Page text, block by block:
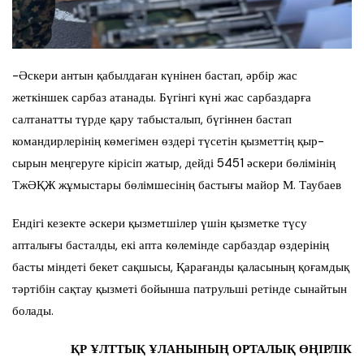
-Әскери антын қабылдаған күнінен бастап, әрбір жас
жеткіншек сарбаз атанады. Бүгінгі күні жас сарбаздарға
салтанатты түрде қару табысталып, бүгіннен бастап
командирлерінің көмегімен өздері түсетін қызметтің қыр-
сырын меңгеруге кірісіп жатыр, дейді 5451 әскери бөлімінің
ТжӘҚЖ жұмыстары бөлімшесінің бастығы майор М. Таубаев
Ендігі кезекте әскери қызметшілер үшін қызметке түсу
апталығы басталды, екі апта көлемінде сарбаздар өздерінің
басты міндеті бекет сақшысы, Қарағанды қаласының қоғамдық
тәртібін сақтау қызметі бойынша патрульші ретінде сынайтын
болады.
ҚР ҰЛТТЫҚ ҰЛАНЫНЫҢ ОРТАЛЫҚ ӨҢІРЛІК